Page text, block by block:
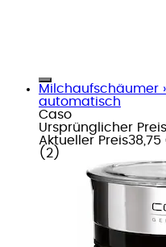
Milchaufschäumer
automatisch
Caso
Ursprünglicher Preis
Aktueller Preis
( 2 )